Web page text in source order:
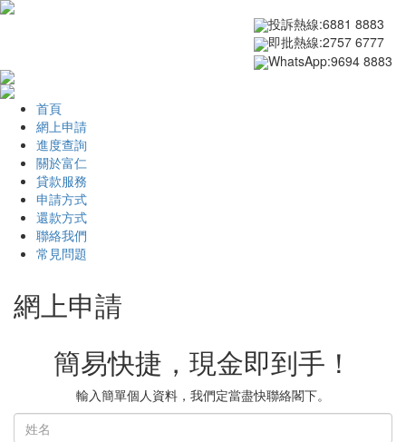
投訴熱線:6881 8883
即批熱線:2757 6777
WhatsApp:9694 8883
首頁
網上申請
進度查詢
關於富仁
貸款服務
申請方式
還款方式
聯絡我們
常見問題
網上申請
簡易快捷，現金即到手！
輸入簡單個人資料，我們定當盡快聯絡閣下。